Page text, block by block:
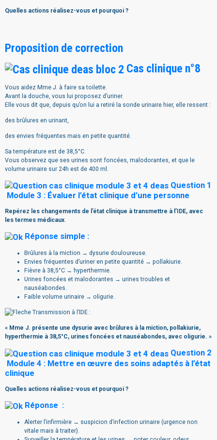
Quelles actions réalisez-vous et pourquoi ?
Proposition de correction
Cas clinique n°8
Vous aidez Mme J. à faire sa toilette.
Avant la douche, vous lui proposez d’uriner.
Elle vous dit que, depuis qu’on lui a retiré la sonde urinaire hier, elle ressent :
des brûlures en urinant,
des envies fréquentes mais en petite quantité.
Sa température est de 38,5°C.
Vous observez que ses urines sont foncées, malodorantes, et que le
volume urinaire sur 24h est de 400 ml.
Question 1
Module 3 : Évaluer l’état clinique d’une personne
Repérez les changements de l’état clinique à transmettre à l’IDE, avec
les termes médicaux.
Réponse simple :
Brûlures à la miction → dysurie douloureuse.
Envies fréquentes d’uriner en petite quantité → pollakiurie.
Fièvre à 38,5°C → hyperthermie.
Urines foncées et malodorantes → urines troubles et
nauséabondes.
Faible volume urinaire → oligurie.
Transmission à l’IDE :
« Mme J. présente une dysurie avec brûlures à la miction, pollakiurie,
hyperthermie à 38,5°C, urines foncées et nauséabondes, avec oligurie. »
Question 2
Module 4 : Mettre en œuvre des soins adaptés à l’état
clinique
Quelles actions réalisez-vous et pourquoi ?
Réponse :
Alerter l’infirmière → suspicion d’infection urinaire (urgence non
vitale mais à traiter).